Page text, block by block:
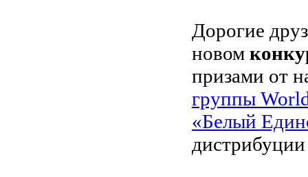
Дорогие
новом
призами от
группы
«Белый